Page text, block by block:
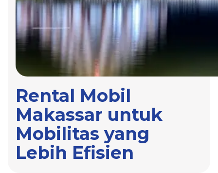
Rental Mobil
Makassar untuk
Mobilitas yang
Lebih Efisien